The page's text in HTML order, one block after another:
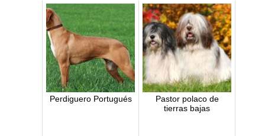
Perdiguero Portugués
Pastor polaco de
tierras bajas